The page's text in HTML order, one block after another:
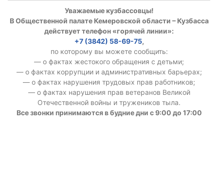
Уважаемые кузбассовцы!
В Общественной палате Кемеровской области – Кузбасса
действует телефон «горячей линии»:
+7 (3842) 58-69-75,
по которому вы можете сообщить:
— о фактах жестокого обращения с детьми;
— о фактах коррупции и административных барьерах;
— о фактах нарушения трудовых прав работников;
— о фактах нарушения прав ветеранов Великой
Отечественной войны и тружеников тыла.
Все звонки принимаются в будние дни с 9:00 до 17:00